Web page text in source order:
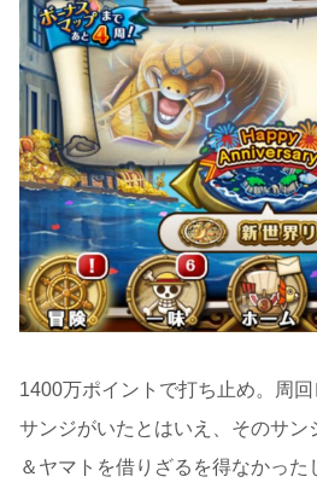
1400万ポイントで打ち止め。周
サンジがいたとはいえ、そのサン
＆ヤマトを借りざるを得なかっ